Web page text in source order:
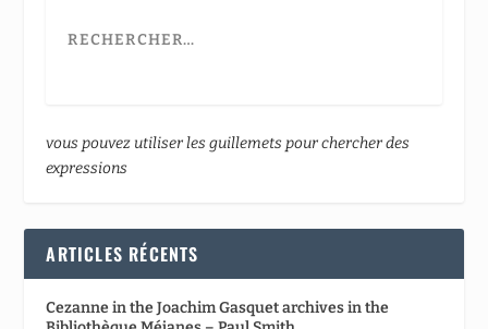
vous pouvez utiliser les guillemets pour chercher des
expressions
ARTICLES RÉCENTS
Cezanne in the Joachim Gasquet archives in the